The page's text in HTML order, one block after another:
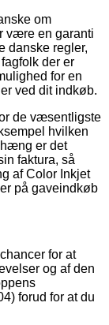
om
være en garanti
danske regler,
der er
for en
ved dit indkøb.
de væsentligste
hvilken
er det
faktura, så
af Color Inkjet
på gaveindkøb
for at
og af den
forud for at du